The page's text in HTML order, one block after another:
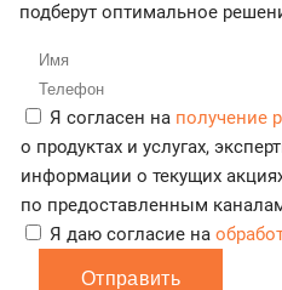
подберут оптимальное
Я согласен на получение
о продуктах и услугах,
информации о текущих
по предоставленным
Я даю согласие на
Отправить